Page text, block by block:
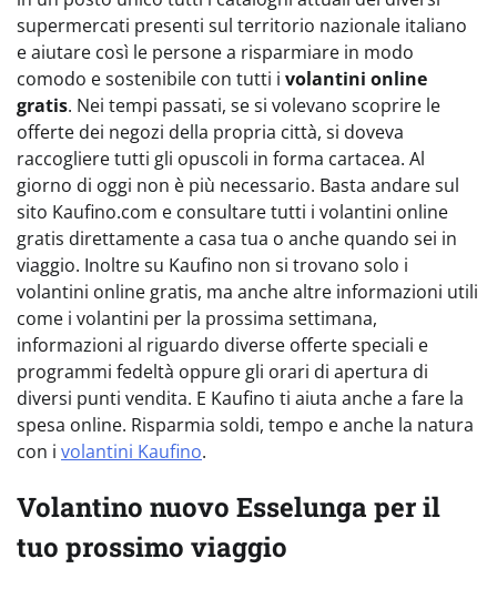
supermercati presenti sul territorio nazionale italiano
e aiutare così le persone a risparmiare in modo
comodo e sostenibile con tutti i volantini online
gratis. Nei tempi passati, se si volevano scoprire le
offerte dei negozi della propria città, si doveva
raccogliere tutti gli opuscoli in forma cartacea. Al
giorno di oggi non è più necessario. Basta andare sul
sito Kaufino.com e consultare tutti i volantini online
gratis direttamente a casa tua o anche quando sei in
viaggio. Inoltre su Kaufino non si trovano solo i
volantini online gratis, ma anche altre informazioni utili
come i volantini per la prossima settimana,
informazioni al riguardo diverse offerte speciali e
programmi fedeltà oppure gli orari di apertura di
diversi punti vendita. E Kaufino ti aiuta anche a fare la
spesa online. Risparmia soldi, tempo e anche la natura
con i volantini Kaufino.
Volantino nuovo Esselunga per il
tuo prossimo viaggio